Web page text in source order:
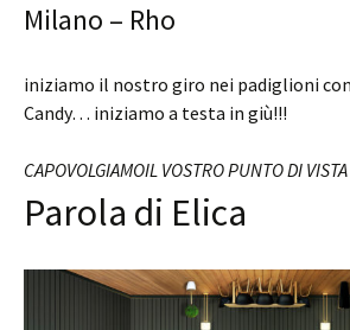
Milano – Rho
iniziamo il nostro giro nei padiglioni
Candy… iniziamo a testa in giù!!!
CAPOVOLGIAMOIL VOSTRO PUNTO DI
Parola di Elica